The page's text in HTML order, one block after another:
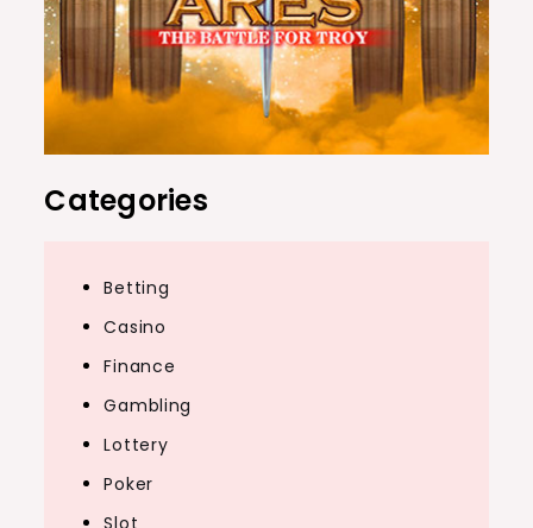
Categories
Betting
Casino
Finance
Gambling
Lottery
Poker